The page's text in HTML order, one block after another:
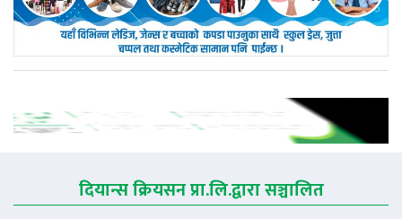
दियान्स क्रियसन प्रा.लि.द्वारा सञ्चालित